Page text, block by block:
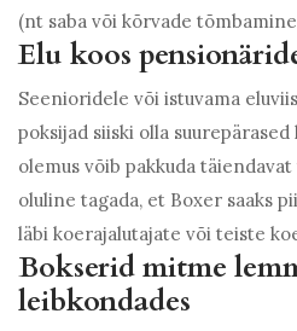
(nt saba või kõrvade
Elu koos
Seenioridele või istuvama
poksijad siiski olla
olemus võib pakkuda
oluline tagada, et Boxer saaks
läbi koerajalutajate või teiste
Bokserid mitme
leibkondades